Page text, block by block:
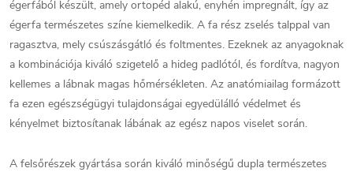
égerfából készült, amely ortopéd alakú, enyhén impregnált, így az
égerfa természetes színe kiemelkedik. A fa rész zselés talppal van
ragasztva, mely csúszásgátló és foltmentes. Ezeknek az anyagoknak
a kombinációja kiváló szigetelő a hideg padlótól, és fordítva, nagyon
kellemes a lábnak magas hőmérsékleten. Az anatómiailag formázott
fa ezen egészségügyi tulajdonságai egyedülálló védelmet és
kényelmet biztosítanak lábának az egész napos viselet során.
A felsőrészek gyártása során kiváló minőségű dupla természetes